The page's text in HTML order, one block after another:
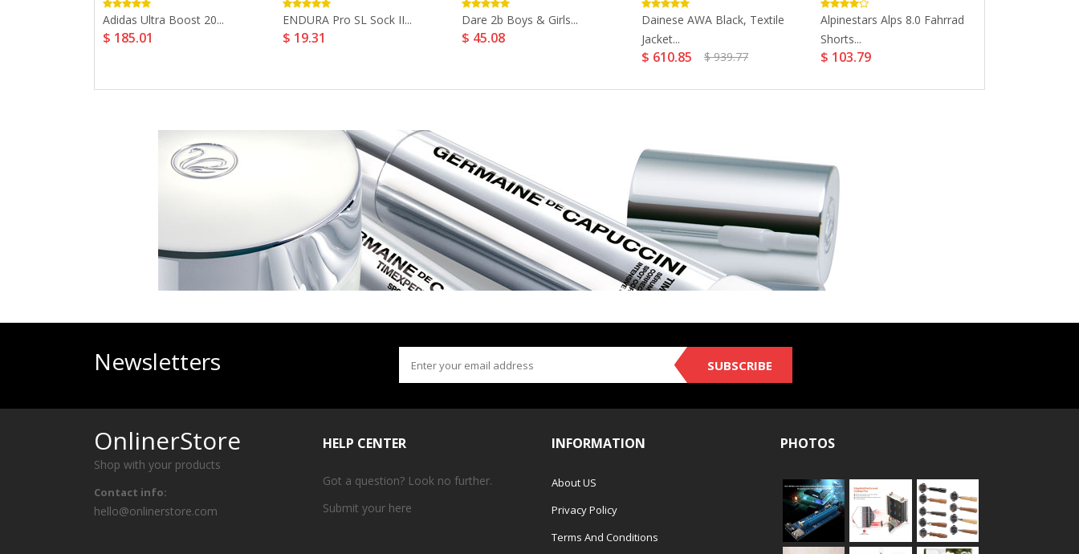
Adidas Ultra Boost 20...
$ 185.01
ENDURA Pro SL Sock II...
$ 19.31
Dare 2b Boys & Girls...
$ 45.08
Dainese AWA Black, Textile
Jacket...
$ 610.85 $ 939.77
Alpinestars Alps 8.0 Fahrrad
Shorts...
$ 103.79
Newsletters SUBSCRIBE
OnlinerStore
Shop with your products
Contact info:
hello@onlinerstore.com
HELP CENTER
Got a question? Look no further.
Submit your here
INFORMATION
About US
Privacy Policy
Terms And Conditions
PHOTOS